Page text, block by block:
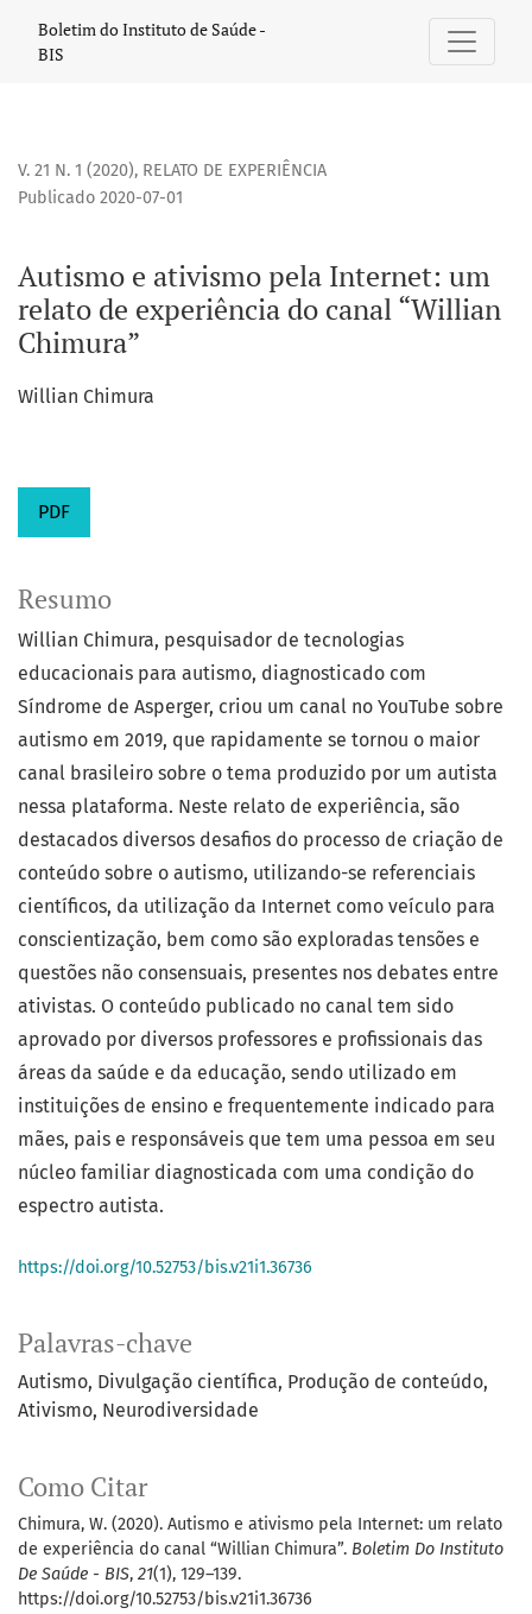
Boletim do Instituto de Saúde -
BIS
V. 21 N. 1 (2020), RELATO DE EXPERIÊNCIA
Autismo e ativismo pela Internet: um
relato de experiência do canal “Willian
Chimura”
Publicado 2020-07-01
Willian Chimura
PDF
Palavras-chave
Autismo Divulgação científica Produção de conteúdo
Ativismo Neurodiversidade
Como Citar
Chimura, W. (2020). Autismo e ativismo pela Internet: um relato
de experiência do canal “Willian Chimura”. Boletim Do Instituto
De Saúde - BIS, 21(1), 129–139.
https://doi.org/10.52753/bis.v21i1.36736
Resumo
Willian Chimura, pesquisador de tecnologias
educacionais para autismo, diagnosticado com
Síndrome de Asperger, criou um canal no YouTube sobre
autismo em 2019, que rapidamente se tornou o maior
canal brasileiro sobre o tema produzido por um autista
nessa plataforma. Neste relato de experiência, são
destacados diversos desafios do processo de criação de
conteúdo sobre o autismo, utilizando-se referenciais
científicos, da utilização da Internet como veículo para
conscientização, bem como são exploradas tensões e
questões não consensuais, presentes nos debates entre
ativistas. O conteúdo publicado no canal tem sido
aprovado por diversos professores e profissionais das
áreas da saúde e da educação, sendo utilizado em
instituições de ensino e frequentemente indicado para
mães, pais e responsáveis que tem uma pessoa em seu
núcleo familiar diagnosticada com uma condição do
espectro autista.
https://doi.org/10.52753/bis.v21i1.36736